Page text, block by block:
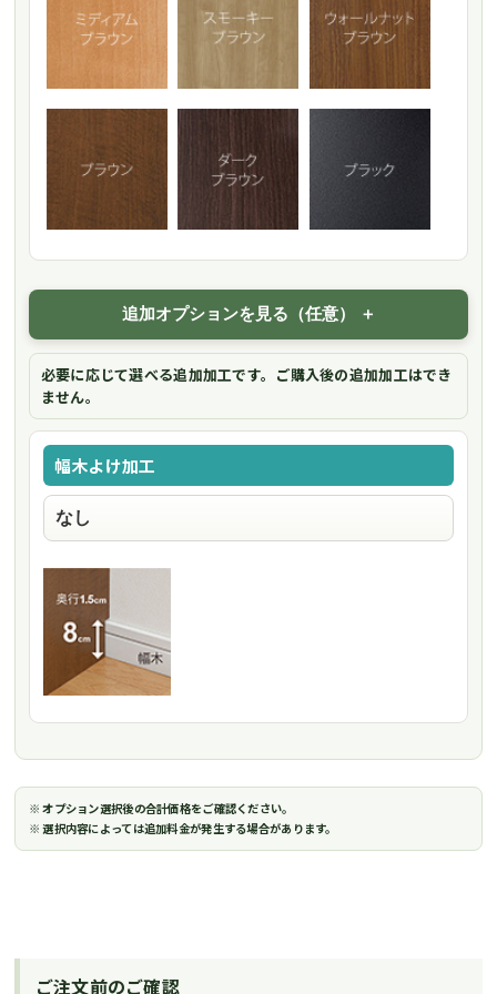
追加オプションを見る（任意）
必要に応じて選べる追加加工です。ご購入後の追加加工はでき
ません。
幅木よけ加工
※ オプション選択後の合計価格をご確認ください。
※ 選択内容によっては追加料金が発生する場合があります。
ご注文前のご確認